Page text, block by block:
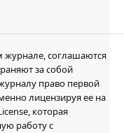
журнале, соглашаются
за собой
право первой
лицензируя ее на
которая
работу с